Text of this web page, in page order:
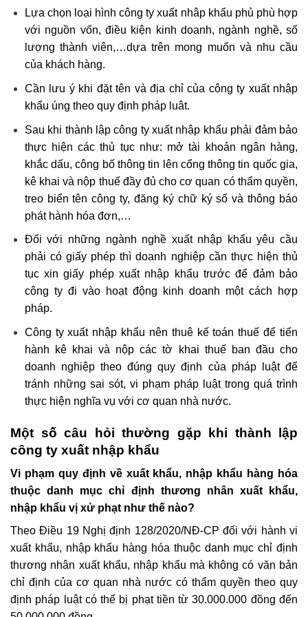
Lựa chọn loại hình công ty xuất nhâp khẩu phủ phù hợp
với nguồn vốn, điều kiện kinh doanh, ngành nghề, số
lượng thành viên,…dựa trên mong muốn và nhu cầu
của khách hàng.
Cần lưu ý khi đặt tên và địa chỉ của công ty xuất nhập
khẩu úng theo quy định pháp luât.
Sau khi thành lập công ty xuất nhập khẩu phải đảm bảo
thực hiện các thủ tục như: mở tài khoản ngân hàng,
khắc dấu, công bố thông tin lên cổng thông tin quốc gia,
kê khai và nộp thuế đầy đủ cho cơ quan có thẩm quyền,
treo biển tên công ty, đăng ký chữ ký số và thông báo
phát hành hóa đơn,…
Đối với những ngành nghề xuất nhập khẩu yêu cầu
phải có giấy phép thì doanh nghiệp cần thực hiện thủ
tục xin giấy phép xuất nhập khẩu trước để đảm bảo
công ty đi vào hoạt động kinh doanh một cách hợp
pháp.
Công ty xuất nhập khẩu nên thuê kế toán thuế để tiến
hành kê khai và nộp các tờ khai thuế ban đầu cho
doanh nghiệp theo đúng quy định của pháp luật để
tránh những sai sót, vi phạm pháp luật trong quá trình
thực hiện nghĩa vụ với cơ quan nhà nước.
Một số câu hỏi thường gặp khi thành lập
công ty xuất nhập khẩu
Vi phạm quy định về xuất khẩu, nhập khẩu hàng hóa
thuộc danh mục chỉ định thương nhân xuất khẩu,
nhập khẩu vị xử phạt như thế nào?
Theo Điều 19 Nghị định 128/2020/NĐ-CP đối với hành vi
xuất khẩu, nhập khẩu hàng hóa thuộc danh mục chỉ định
thương nhân xuất khẩu, nhập khẩu mà không có văn bản
chỉ định của cơ quan nhà nước có thẩm quyền theo quy
định pháp luật có thể bị phạt tiền từ 30.000.000 đồng đến